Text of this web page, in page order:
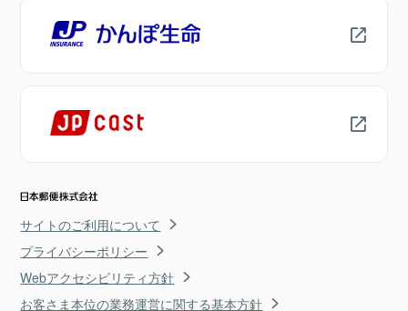
サイトのご利用について
プライバシーポリシー
Webアクセシビリティ方針
お客さま本位の業務運営に関する基本方針